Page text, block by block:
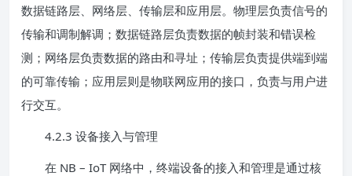
数据链路层、网络层、传输层和应用层。物理层负责信号的
传输和调制解调；数据链路层负责数据的帧封装和错误检
测；网络层负责数据的路由和寻址；传输层负责提供端到端
的可靠传输；应用层则是物联网应用的接口，负责与用户进
行交互。
4.2.3 设备接入与管理
在 NB – IoT 网络中，终端设备的接入和管理是通过核